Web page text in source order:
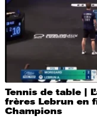
Tennis de table |
frères Lebrun en
Champions